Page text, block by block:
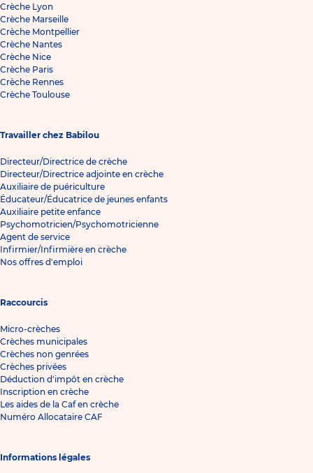
Crèche Lyon
Crèche Marseille
Crèche Montpellier
Crèche Nantes
Crèche Nice
Crèche Paris
Crèche Rennes
Crèche Toulouse
Travailler chez Babilou
Directeur/Directrice de crèche
Directeur/Directrice adjointe en crèche
Auxiliaire de puériculture
Éducateur/Éducatrice de jeunes enfants
Auxiliaire petite enfance
Psychomotricien/Psychomotricienne
Agent de service
Infirmier/Infirmière en crèche
Nos offres d'emploi
Raccourcis
Micro-crèches
Crèches municipales
Crèches non genrées
Crèches privées
Déduction d'impôt en crèche
Inscription en crèche
Les aides de la Caf en crèche
Numéro Allocataire CAF
Informations légales